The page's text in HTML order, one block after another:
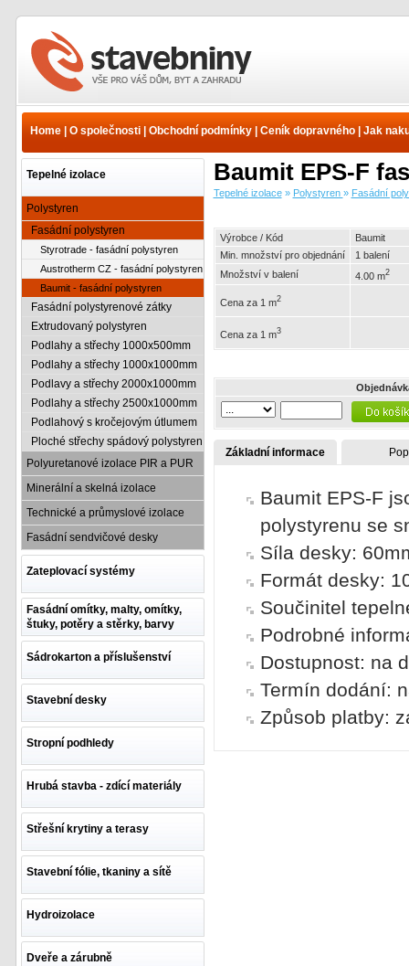
Polystyren - Fasádní
fasádní polystyren |
Home| O společnosti| Obchodní podmínky| Ceník dopravného| Jak
Tepelné izolace
Polystyren
Fasádní polystyren
Styrotrade - fasádní polystyren
Austrotherm CZ - fasádní polystyren
Baumit - fasádní polystyren
Fasádní polystyrenové zátky
Extrudovaný polystyren
Podlahy a střechy 1000x500mm
Podlahy a střechy 1000x1000mm
Podlavy a střechy 2000x1000mm
Podlahy a střechy 2500x1000mm
Podlahový s kročejovým útlumem
Ploché střechy spádový polystyren
Polyuretanové izolace PIR a PUR
Minerální a skelná izolace
Technické a průmyslové izolace
Fasádní sendvičové desky
Zateplovací systémy
Fasádní omítky, malty, omítky,
štuky, potěry a stěrky, barvy
Sádrokarton a příslušenství
Stavební desky
Stropní podhledy
Hrubá stavba - zdící materiály
Střešní krytiny a terasy
Stavební fólie, tkaniny a sítě
Hydroizolace
Dveře a zárubně
Baumit EPS-F
Tepelné izolace» Polystyren » Fasádní
Výrobce / Kód
Baumit
Min. množství pro objednání
1 balení
Množství v balení
4.00 m2
Cena za 1 m2
Cena za 1 m3
Základní informace
Baumit EPS-F
polystyrenu se
Síla desky:
Formát desky:
Součinitel
Podrobné
Dostupnost: na
Termín dodání:
Způsob platby: